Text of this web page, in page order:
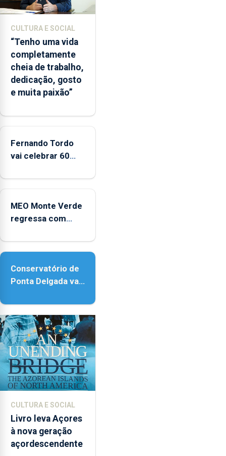
início
da
época
balnear
CULTURA E SOCIAL
“Tenho uma vida
completamente
cheia de trabalho,
dedicação, gosto
e muita paixão”
Fernando Tordo
vai celebrar 60
no Coliseu
MEO Monte Verde
regressa com
acessibilidade
Conservatório de
Ponta Delgada vai
instrumentos
CULTURA E SOCIAL
Livro leva Açores
à nova geração
açordescendente